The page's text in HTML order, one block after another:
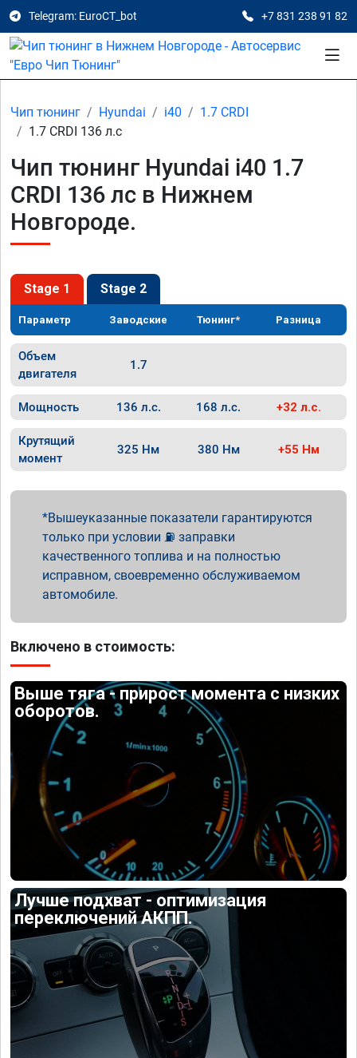
Telegram: EuroCT_bot +7 831 238 91 82
Чип тюнинг Hyundai i40
1.7 CRDI
1.7 CRDI 136 л.с
Чип тюнинг Hyundai i40 1.7
CRDI 136 лс в Нижнем
Новгороде.
Stage 1 Stage 2
Параметр Заводские Тюнинг* Разница
Объем
двигателя
1.7
Мощность 136 л.с. 168 л.с. +32 л.с.
Крутящий
момент
325 Нм 380 Нм +55 Нм
Вышеуказанные показатели гарантируются
только при условии ⛽ заправки
качественного топлива и на полностью
исправном, своевременно обслуживаемом
автомобиле.
Включено в стоимость:
Выше тяга - прирост момента с низких
оборотов.
Лучше подхват - оптимизация
переключений АКПП.